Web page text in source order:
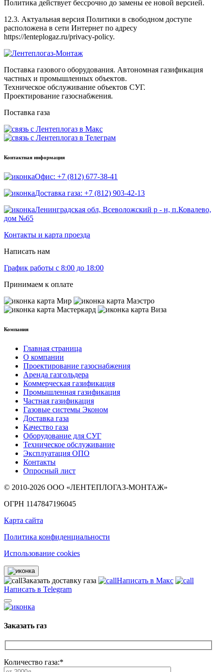
Политика действует бессрочно до замены ее новой версией.
12.3. Актуальная версия Политики в свободном доступе
расположена в сети Интернет по адресу
https://lenteplogaz.ru/privacy-policy.
Поставка газового оборудования. Автономная газификация
частных и промышленных объектов.
Техническое обслуживание объектов СУГ.
Проектирование газоснабжения.
Поставка газа
Контактная информация
Офис: +7 (812) 677-38-41
Доставка газа: +7 (812) 903-42-13
Ленинградская обл, Всеволожский р - н, п.Ковалево,
дом №65
Контакты и карта проезда
Написать нам
График работы с 8:00 до 18:00
Принимаем к оплате
Компания
Главная страница
О компании
Проектирование газоснабжения
Аренда газгольдера
Коммерческая газификация
Промышленная газификация
Частная газификация
Газовые системы Эконом
Доставка газа
Качество газа
Оборудование для СУГ
Техническое обслуживание
Эксплуатация ОПО
Контакты
Опросный лист
© 2010-2026 ООО «ЛЕНТЕПЛОГАЗ-МОНТАЖ»
ОГРН 1147847196045
Карта сайта
Политика конфиденциальности
Использование cookies
Заказать доставку газа
Написать в Макс
Написать в Telegram
Заказать газ
Количество газа:*